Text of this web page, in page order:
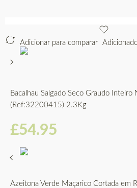
Adicionar para comparar
Bacalhau Salgado Seco Graudo Inteiro
(Ref:32200415) 2.3Kg
£54.95
Azeitona Verde Maçarico Cortada em